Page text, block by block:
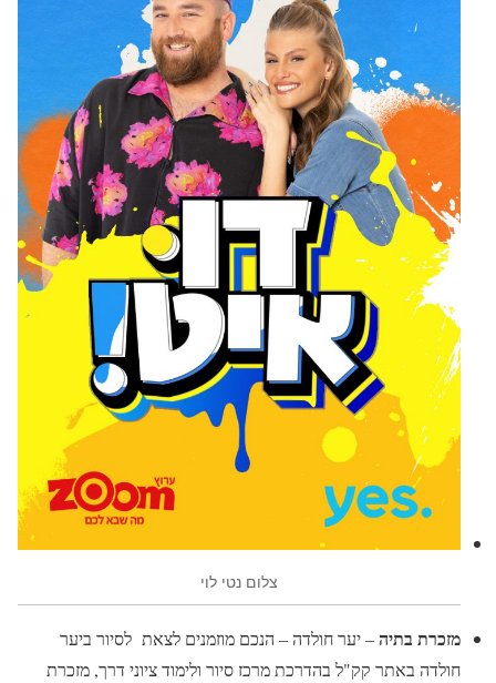
צלום נטי לוי
מזכרת בתיה– יער חולדה – הנכם מוזמנים לצאת לסיור ביער
חולדה באתר קק"ל בהדרכת מרכז סיור ולימוד ציוני דרך, מזכרת